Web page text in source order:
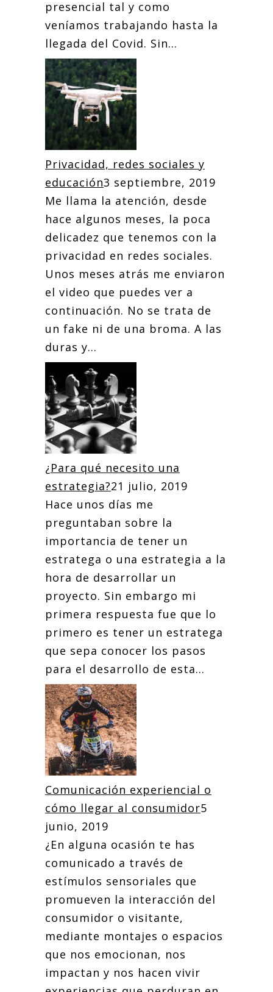
presencial tal y como
veníamos trabajando hasta la
llegada del Covid. Sin...
Privacidad, redes sociales y
educación3 septiembre, 2019
Me llama la atención, desde
hace algunos meses, la poca
delicadez que tenemos con la
privacidad en redes sociales.
Unos meses atrás me enviaron
el video que puedes ver a
continuación. No se trata de
un fake ni de una broma. A las
duras y...
¿Para qué necesito una
estrategia?21 julio, 2019
Hace unos días me
preguntaban sobre la
importancia de tener un
estratega o una estrategia a la
hora de desarrollar un
proyecto. Sin embargo mi
primera respuesta fue que lo
primero es tener un estratega
que sepa conocer los pasos
para el desarrollo de esta...
Comunicación experiencial o
cómo llegar al consumidor5
junio, 2019
¿En alguna ocasión te has
comunicado a través de
estímulos sensoriales que
promueven la interacción del
consumidor o visitante,
mediante montajes o espacios
que nos emocionan, nos
impactan y nos hacen vivir